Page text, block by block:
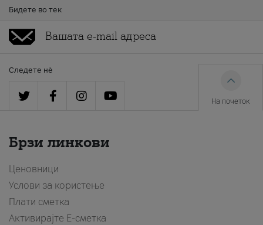
Бидете во тек
Следете нè
На почеток
Брзи линкови
Ценовници
Услови за користење
Плати сметка
Активирајте Е-сметка